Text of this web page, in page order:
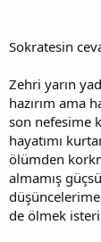
Sokratesin
Zehri yarın
hazırım ama
son nefesime
hayatımı
ölümden
almamış
de ölmek